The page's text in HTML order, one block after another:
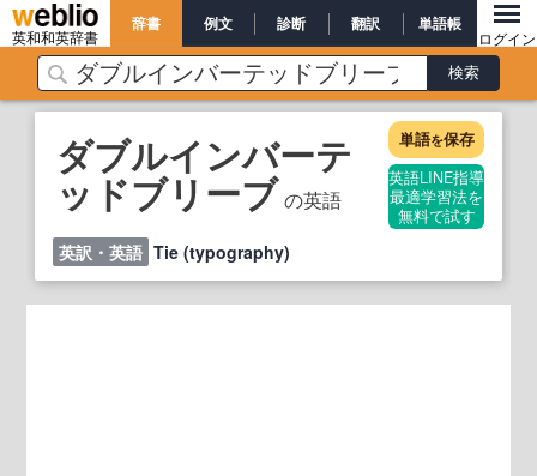
英和和英辞書
辞書 例文 診断 翻訳 単語帳
ログイン
ダブルインバーテ
ッドブリーブ の英語
単語を保存
英語LINE指導
最適学習法を
無料で試す
英訳・英語 Tie (typography)